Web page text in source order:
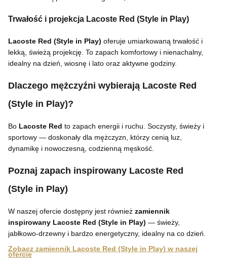
Trwałość i projekcja Lacoste Red (Style in Play)
Lacoste Red (Style in Play) oferuje umiarkowaną trwałość i
lekką, świeżą projekcję. To zapach komfortowy i nienachalny,
idealny na dzień, wiosnę i lato oraz aktywne godziny.
Dlaczego mężczyźni wybierają Lacoste Red
(Style in Play)?
Bo Lacoste Red to zapach energii i ruchu. Soczysty, świeży i
sportowy — doskonały dla mężczyzn, którzy cenią luz,
dynamikę i nowoczesną, codzienną męskość.
Poznaj zapach inspirowany Lacoste Red
(Style in Play)
W naszej ofercie dostępny jest również zamiennik
inspirowany Lacoste Red (Style in Play) — świeży,
jabłkowo-drzewny i bardzo energetyczny, idealny na co dzień.
Zobacz zamiennik Lacoste Red (Style in Play) w naszej
ofercie